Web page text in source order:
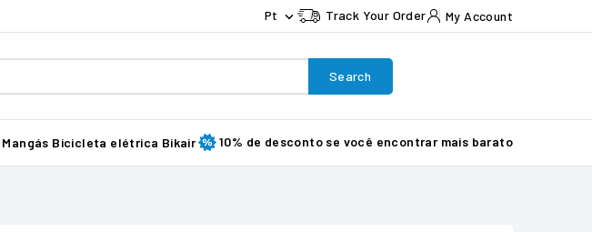
Pt  Track Your Order My Account
Search
Mangás Bicicleta elétrica Bikair 10% de desconto se você encontrar mais barato